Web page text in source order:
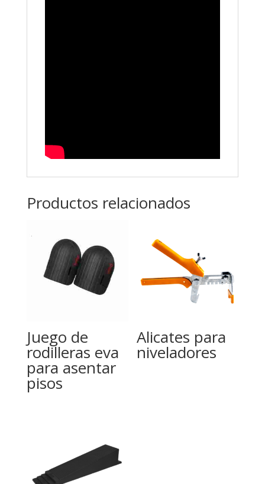
Productos relacionados
Juego de
rodilleras eva
para asentar
pisos
Alicates para
niveladores